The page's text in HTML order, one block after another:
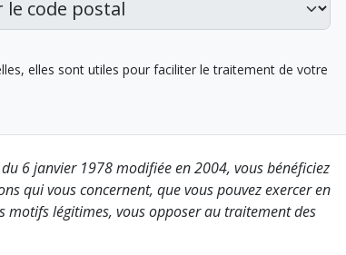
elles sont utiles pour faciliter le traitement de votre
6 janvier 1978 modifiée en 2004, vous bénéficiez
qui vous concernent, que vous pouvez exercer en
motifs légitimes, vous opposer au traitement des